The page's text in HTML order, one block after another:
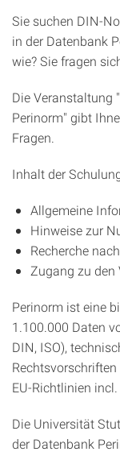
Sie suchen DIN-
in der Datenbank
wie? Sie fragen
Die Veranstaltung
Perinorm" gibt
Fragen.
Inhalt der
Allgemeine
Hinweise zur
Recherche
Zugang zu den
Perinorm ist eine
1.100.000 Daten
DIN, ISO),
EU-Richtlinien
Die Universität
der Datenbank